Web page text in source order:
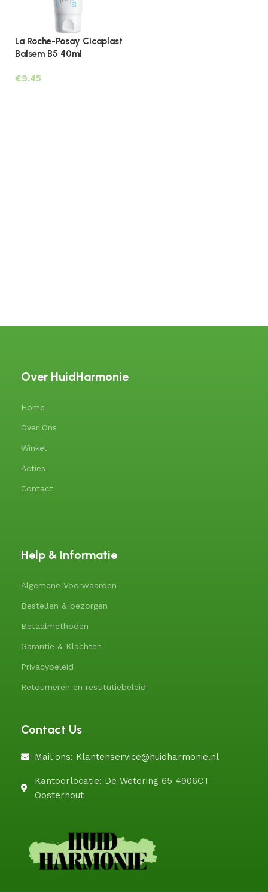
La Roche-Posay Cicaplast
Balsem B5 40ml
€
Over HuidHarmonie
Home
Over Ons
Winkel
Acties
Contact
Help & Informatie
Algemene Voorwaarden
Bestellen & bezorgen
Betaalmethoden
Garantie & Klachten
Privacybeleid
Retourneren en restitutiebeleid
Contact Us
Mail ons: Klantenservice@huidharmonie.nl
Kantoorlocatie: De Wetering 65 4906CT
Oosterhout